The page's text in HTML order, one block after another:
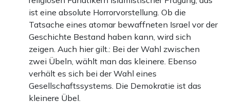
ist eine absolute Horrorvorstellung. Ob die
Tatsache eines atomar bewaffneten Israel vor der
Geschichte Bestand haben kann, wird sich
zeigen. Auch hier gilt.: Bei der Wahl zwischen
zwei Übeln, wählt man das kleinere. Ebenso
verhält es sich bei der Wahl eines
Gesellschaftssystems. Die Demokratie ist das
kleinere Übel.